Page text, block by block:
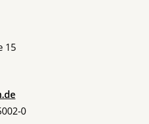
15
0